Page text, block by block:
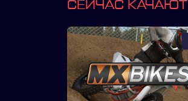
СЕЙЧАС КАЧАЮТ